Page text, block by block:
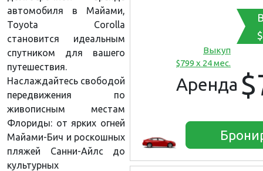
Выкуп
$799 x 24 мес.
Аренда
автомобиля в Майами,
Toyota Corolla
становится идеальным
спутником для вашего
путешествия.
Наслаждайтесь свободой
передвижения по
живописным местам
Флориды: от ярких огней
Майами-Бич и роскошных
пляжей Санни-Айлс до
культурных